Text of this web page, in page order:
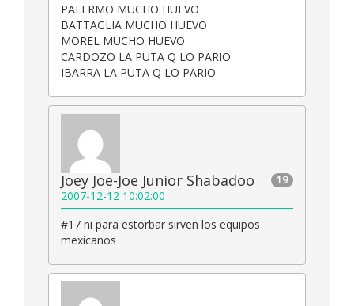
PALERMO MUCHO HUEVO
BATTAGLIA MUCHO HUEVO
MOREL MUCHO HUEVO
CARDOZO LA PUTA Q LO PARIO
IBARRA LA PUTA Q LO PARIO
19
Joey Joe-Joe Junior Shabadoo
2007-12-12 10:02:00
#17 ni para estorbar sirven los equipos
mexicanos